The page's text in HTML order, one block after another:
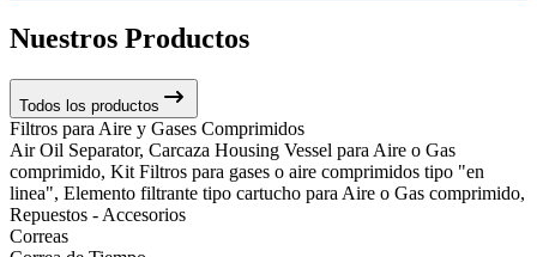
Nuestros Productos
Todos los productos
Filtros para Aire y Gases Comprimidos
Air Oil Separator, Carcaza Housing Vessel para Aire o Gas
comprimido, Kit Filtros para gases o aire comprimidos tipo "en
linea", Elemento filtrante tipo cartucho para Aire o Gas comprimido,
Repuestos - Accesorios
Correas